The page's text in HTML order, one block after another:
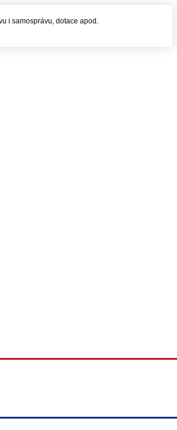
i samosprávu, dotace apod.